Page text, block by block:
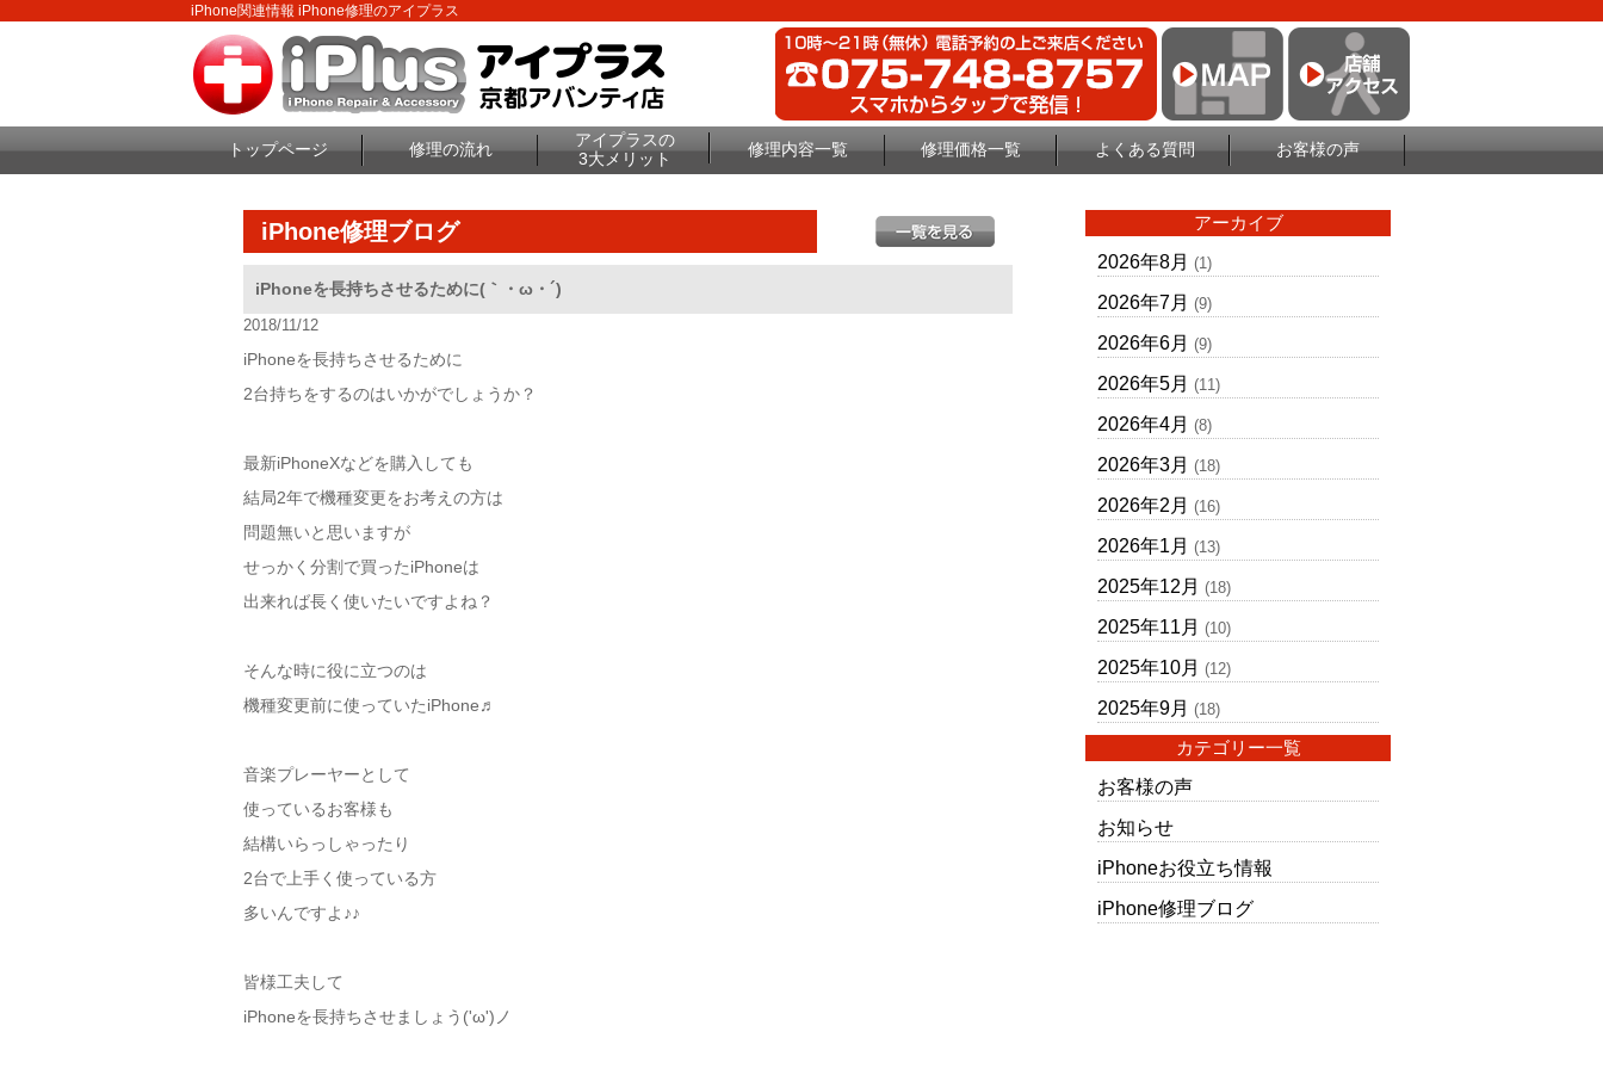
iPhone関連情報 iPhone修理のアイプラス
トップページ 修理の流れ
アイプラスの
3大メリット
修理内容一覧 修理価格一覧 よくある質問 お客様の声
iPhone修理ブログ
iPhoneを長持ちさせるために(｀・ω・´)ゞ
2018/11/12
iPhoneを長持ちさせるために
2台持ちをするのはいかがでしょうか？
最新iPhoneXなどを購入しても
結局2年で機種変更をお考えの方は
問題無いと思いますが
せっかく分割で買ったiPhoneは
出来れば長く使いたいですよね？
そんな時に役に立つのは
機種変更前に使っていたiPhone♬
音楽プレーヤーとして
使っているお客様も
結構いらっしゃったり
2台で上手く使っている方
多いんですよ♪♪
皆様工夫して
iPhoneを長持ちさせましょう('ω')ノ
アーカイブ
2026年8月 (1)
2026年7月 (9)
2026年6月 (9)
2026年5月 (11)
2026年4月 (8)
2026年3月 (18)
2026年2月 (16)
2026年1月 (13)
2025年12月 (18)
2025年11月 (10)
2025年10月 (12)
2025年9月 (18)
カテゴリー一覧
お客様の声
お知らせ
iPhoneお役立ち情報
iPhone修理ブログ